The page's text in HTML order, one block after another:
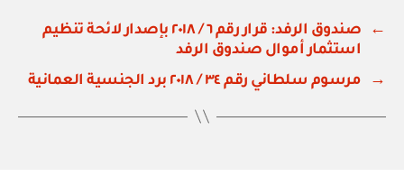
←
صندوق الرفد: قرار رقم ٦ / ٢٠١٨ بإصدار لائحة تنظيم
استثمار أموال صندوق الرفد
→
مرسوم سلطاني رقم ٣٤ / ٢٠١٨ برد الجنسية العمانية